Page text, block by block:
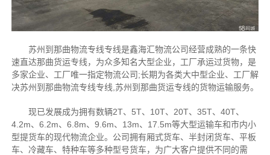
苏州到那曲物流专线专线是鑫海汇物流公司经营成熟的一条快
速直达那曲货运专线，为众多知名大型企业，工厂承运过货物，是
多家企业、工厂唯一指定物流公司;长期为各类大中型企业、工厂解
决苏州到那曲物流专线专线,苏州到那曲货运专线的货物运输服务。
现已发展成为拥有数辆2T、5T、10T、20T、35T、40T、
4.2m、6.2m、6.8m、9.6m、13m、17.5m等大型运输车和市内小
型提货车的现代物流企业。公司拥有厢式货车、半封闭货车、平板
车、冷藏车、特种车等多种型号货车，为广大客户提供不同的需